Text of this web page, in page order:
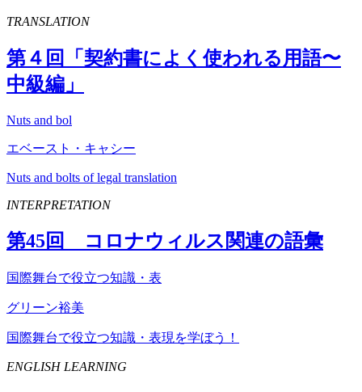
TRANSLATION
第４回「契約書によく使われる用語〜
中級編」
Nuts and bol
エベースト・キャシー
Nuts and bolts of legal translation
INTERPRETATION
第45回 コロナウィルス関連の語彙
国際舞台で役立つ知識・表
グリーン裕美
国際舞台で役立つ知識・表現を学ぼう！
ENGLISH LEARNING